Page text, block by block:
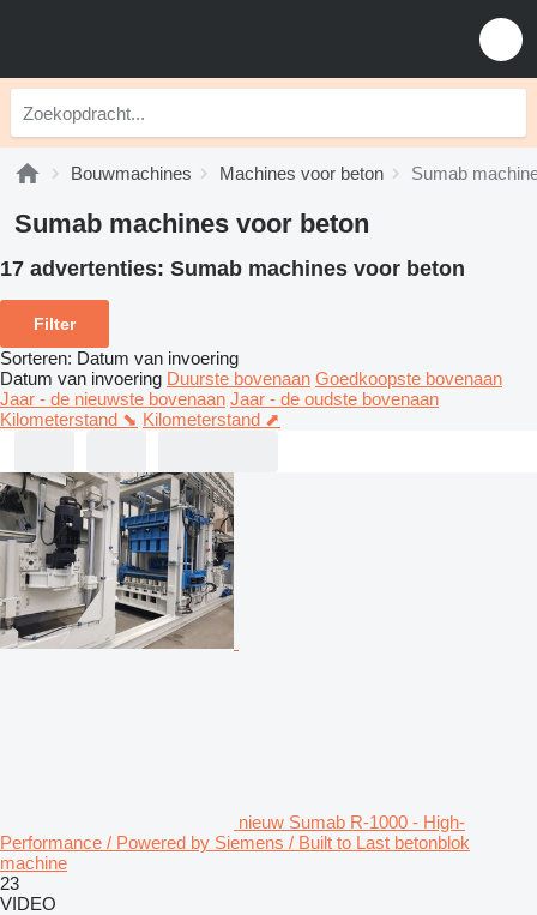
Bouwmachines Machines voor beton Sumab
Sumab machines voor beton
17 advertenties: Sumab machines voor beton
Filter
Sorteren: Datum van invoering
Datum van invoering Duurste bovenaan Goedkoopste bovenaan
Jaar - de nieuwste bovenaan Jaar - de oudste bovenaan
Kilometerstand ⬊ Kilometerstand ⬈
nieuw Sumab R-1000 - High-
Performance / Powered by Siemens / Built to Last betonblok
machine
23
VIDEO